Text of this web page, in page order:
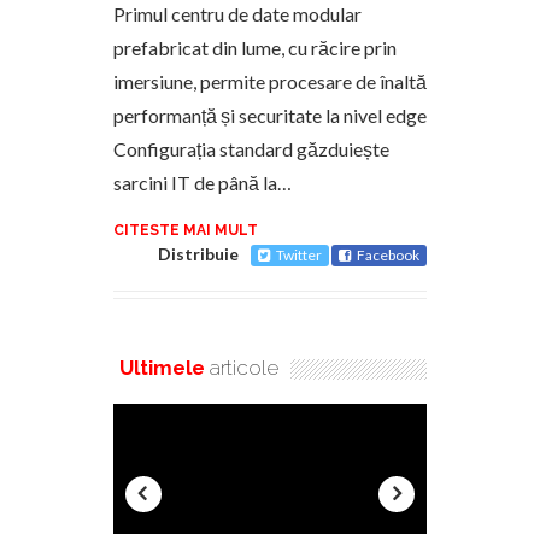
Primul centru de date modular
prefabricat din lume, cu răcire prin
imersiune, permite procesare de înaltă
performanță și securitate la nivel edge
Configurația standard găzduiește
sarcini IT de până la…
CITESTE MAI MULT
Distribuie Twitter Facebook
Ultimele articole